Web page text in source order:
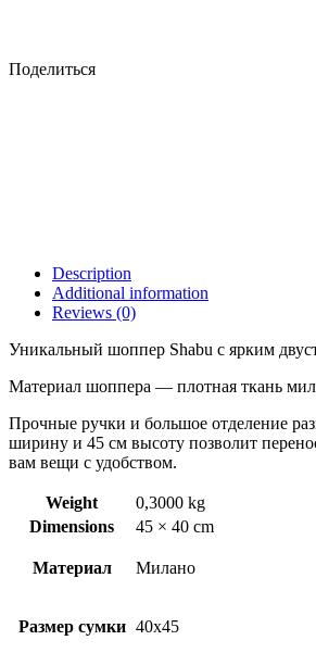
Поделиться
Description
Additional information
Reviews (0)
Уникальный шоппер Shabu с ярким
Материал шоппера — плотная ткань
Прочные ручки и большое отделение
ширину и 45 см высоту позволит
вам вещи с удобством.
Weight
0,3000 kg
Dimensions
45 × 40 cm
Материал Милано
Размер сумки 40х45